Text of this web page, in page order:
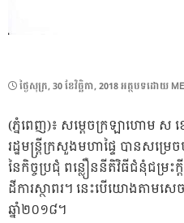
POSTED
ថ្ងៃ​សុក្រ, 30 ខែ​វិច្ឆិកា, 2018អត្ថបទដោយ
(ភ្នំពេញ)៖ សម្តេចក្រឡាហោម ស ខ
រដ្ឋមន្រ្តីក្រសួងមហាផ្ទៃ បានសម្រេ
នៃកិច្ចប្រជុំ ពន្លឿននីតិវិធីជំនុំជម្
ដីការស្ថាពរ។ នេះបើយោងតាមសេច
ឆ្នាំ២០១៨។